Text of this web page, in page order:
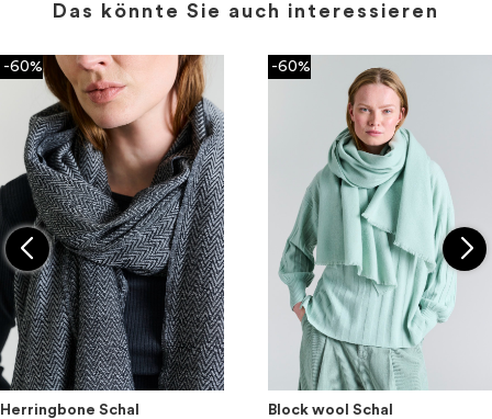
Das könnte Sie auch interessieren
-60%
Herringbone Schal
-60%
Block wool Schal